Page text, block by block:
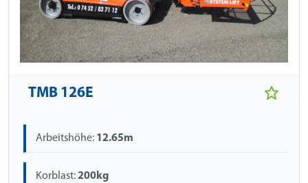
TMB 126E
Arbeitshöhe: 12.65m
Korblast:200kg